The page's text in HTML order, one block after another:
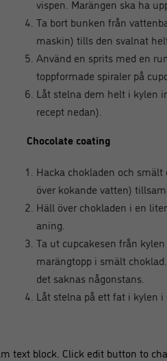
vispen. Marängen ska ha
Ta bort bunken från
maskin) tills den svalnat
Använd en sprits med en
toppformade spiraler på
Låt stelna dem helt i kylen
recept nedan).
Chocolate coating
Hacka chokladen och
över kokande vatten)
Häll över chokladen i en
aning.
Ta ut cupcakesen från
marängtopp i smält
det saknas någonstans.
Låt stelna på ett fat i kylen
text block. Click edit button to